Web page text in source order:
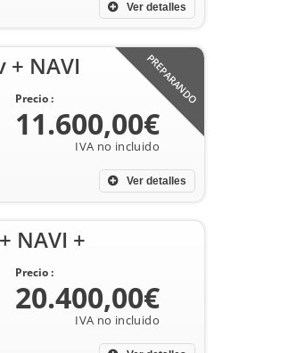
Ver detalles
PREPARANDO
+ NAVI
Ver detalles
Precio :
11.600,00€
NAVI +
Precio :
20.400,00€